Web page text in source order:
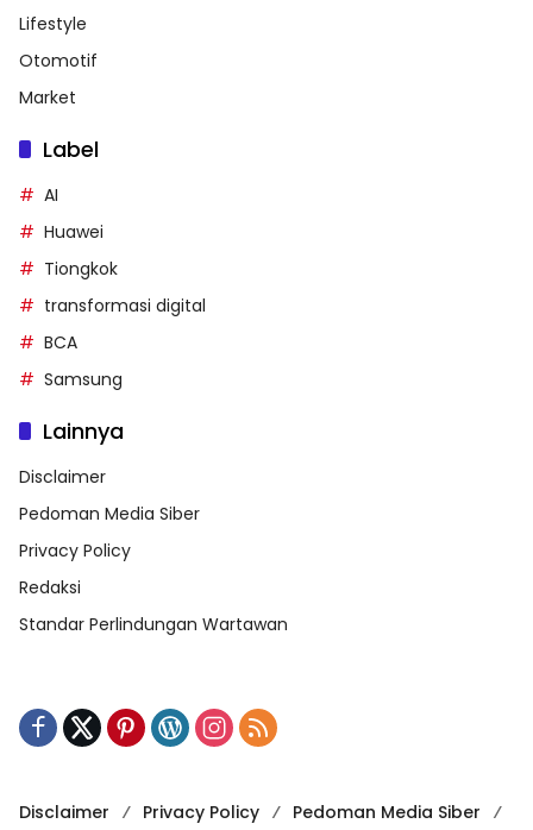
Lifestyle
Otomotif
Market
Label
AI
Huawei
Tiongkok
transformasi digital
BCA
Samsung
Lainnya
Disclaimer
Pedoman Media Siber
Privacy Policy
Redaksi
Standar Perlindungan Wartawan
Disclaimer Privacy Policy Pedoman Media Siber